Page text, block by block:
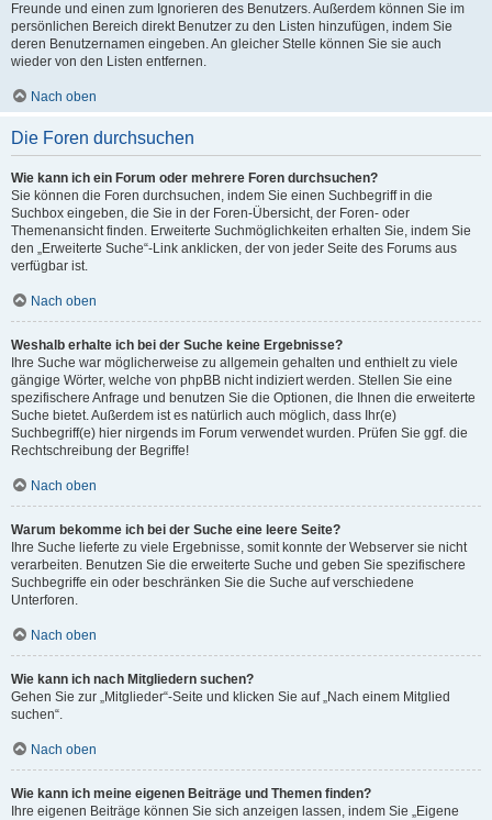
Freunde und einen zum Ignorieren des Benutzers. Außerdem können Sie im
persönlichen Bereich direkt Benutzer zu den Listen hinzufügen, indem Sie
deren Benutzernamen eingeben. An gleicher Stelle können Sie sie auch
wieder von den Listen entfernen.
Nach oben
Die Foren durchsuchen
Wie kann ich ein Forum oder mehrere Foren durchsuchen?
Sie können die Foren durchsuchen, indem Sie einen Suchbegriff in die
Suchbox eingeben, die Sie in der Foren-Übersicht, der Foren- oder
Themenansicht finden. Erweiterte Suchmöglichkeiten erhalten Sie, indem Sie
den „Erweiterte Suche“-Link anklicken, der von jeder Seite des Forums aus
verfügbar ist.
Nach oben
Weshalb erhalte ich bei der Suche keine Ergebnisse?
Ihre Suche war möglicherweise zu allgemein gehalten und enthielt zu viele
gängige Wörter, welche von phpBB nicht indiziert werden. Stellen Sie eine
spezifischere Anfrage und benutzen Sie die Optionen, die Ihnen die erweiterte
Suche bietet. Außerdem ist es natürlich auch möglich, dass Ihr(e)
Suchbegriff(e) hier nirgends im Forum verwendet wurden. Prüfen Sie ggf. die
Rechtschreibung der Begriffe!
Nach oben
Warum bekomme ich bei der Suche eine leere Seite?
Ihre Suche lieferte zu viele Ergebnisse, somit konnte der Webserver sie nicht
verarbeiten. Benutzen Sie die erweiterte Suche und geben Sie spezifischere
Suchbegriffe ein oder beschränken Sie die Suche auf verschiedene
Unterforen.
Nach oben
Wie kann ich nach Mitgliedern suchen?
Gehen Sie zur „Mitglieder“-Seite und klicken Sie auf „Nach einem Mitglied
suchen“.
Nach oben
Wie kann ich meine eigenen Beiträge und Themen finden?
Ihre eigenen Beiträge können Sie sich anzeigen lassen, indem Sie „Eigene